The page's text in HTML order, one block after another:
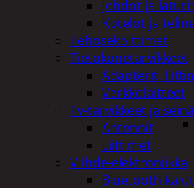
Johdot ja laturit
Kotelot ja
Tehosekoittimet
Tietokonetarvikkeet
Adapterit,
Verkkolaitteet
Tv-tarvikkeet ja
Antennit
Liittimet
Viihde-elektroniikka
Bluetooth